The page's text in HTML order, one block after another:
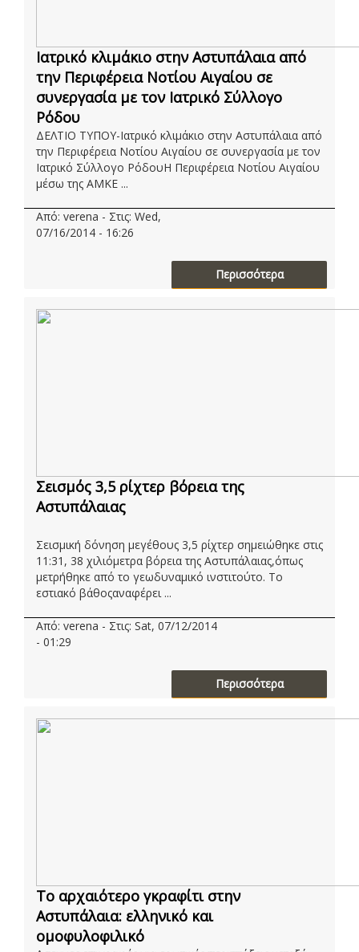
Ιατρικό κλιμάκιο στην Αστυπάλαια από
την Περιφέρεια Νοτίου Αιγαίου σε
συνεργασία με τον Ιατρικό Σύλλογο
Ρόδου
ΔΕΛΤΙΟ ΤΥΠΟΥ-Ιατρικό κλιμάκιο στην Αστυπάλαια από
την Περιφέρεια Νοτίου Αιγαίου σε συνεργασία με τον
Ιατρικό Σύλλογο ΡόδουΗ Περιφέρεια Νοτίου Αιγαίου
μέσω της ΑΜΚΕ ...
Από: verena - Στις: Wed,
07/16/2014 - 16:26
Περισσότερα
Σεισμός 3,5 ρίχτερ βόρεια της
Αστυπάλαιας
Σεισμική δόνηση μεγέθους 3,5 ρίχτερ σημειώθηκε στις
11:31, 38 χιλιόμετρα βόρεια της Αστυπάλαιας,όπως
μετρήθηκε από το γεωδυναμικό ινστιτούτο. Το
εστιακό βάθοςαναφέρει ...
Από: verena - Στις: Sat, 07/12/2014
- 01:29
Περισσότερα
Το αρχαιότερο γκραφίτι στην
Αστυπάλαια: ελληνικό και
ομοφυλοφιλικό